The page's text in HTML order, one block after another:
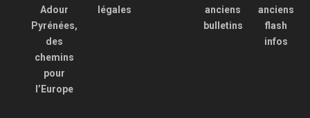
Adour
Pyrénées,
des
chemins
pour
l’Europe
légales
anciens
bulletins
anciens
flash
infos